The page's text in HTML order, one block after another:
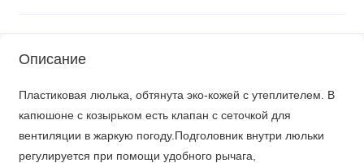
Описание
Пластиковая люлька, обтянута эко-кожей с утеплителем. В
капюшоне с козырьком есть клапан с сеточкой для
вентиляции в жаркую погоду.Подголовник внутри люльки
регулируется при помощи удобного рычага,